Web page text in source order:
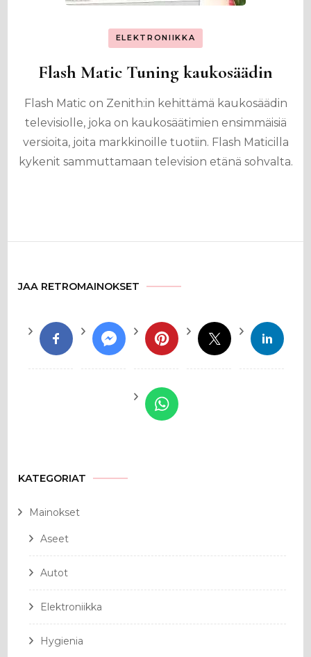
ELEKTRONIIKKA
Flash Matic Tuning kaukosäädin
Flash Matic on Zenith:in kehittämä kaukosäädin
televisiolle, joka on kaukosäätimien ensimmäisiä
versioita, joita markkinoille tuotiin. Flash Maticilla
kykenit sammuttamaan television etänä sohvalta.
JAA RETROMAINOKSET
KATEGORIAT
Mainokset
Aseet
Autot
Elektroniikka
Hygienia